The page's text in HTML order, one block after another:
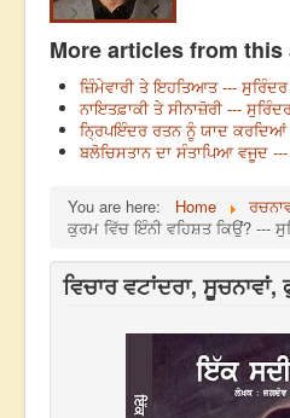
More articles from this
ਜ਼ਿੰਮੇਵਾਰੀ ਤੇ ਇਹਤਿਆਤ ---
ਨਾਇਤਫ਼ਾਕੀ ਤੇ ਸੀਨਾਜ਼ੋਰੀ ---
ਨ੍ਰਿਪਇੰਦਰ ਰਤਨ ਨੂੰ ਯਾਦ
ਬਲੋਚਿਸਤਾਨ ਦਾ ਸੰਤਾਪਿਆ ਵਜੂਦ
You are here: Home
ਕੁਰਮ ਵਿੱਚ ਇੰਨੀ ਵਹਿਸ਼ਤ ਕਿਉਂ? ---
ਵਿਚਾਰ ਵਟਾਂਦਰਾ,